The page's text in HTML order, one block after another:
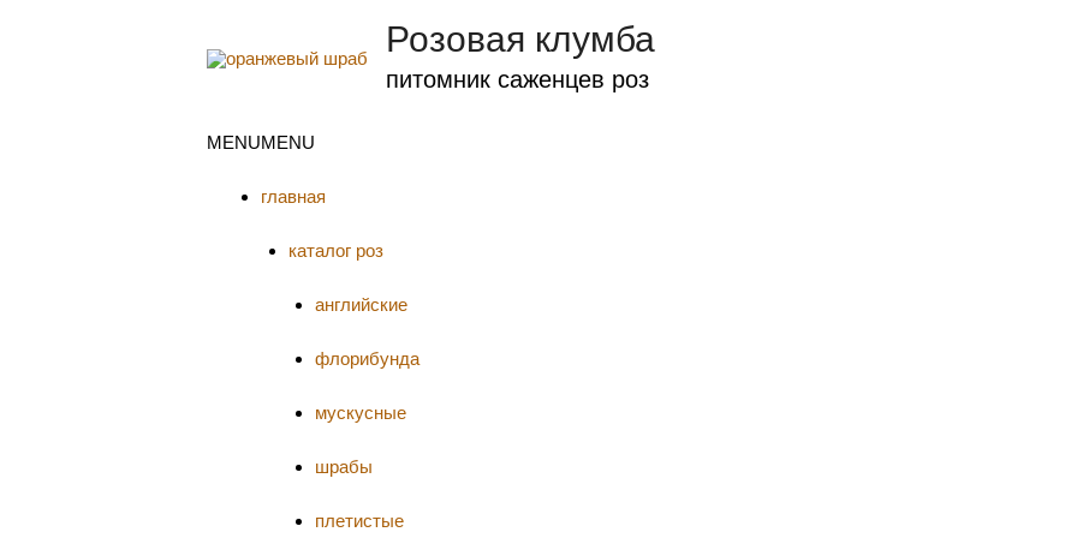
Розовая клумба
питомник саженцев роз
MENUMENU
главная
каталог роз
английские
флорибунда
мускусные
шрабы
плетистые